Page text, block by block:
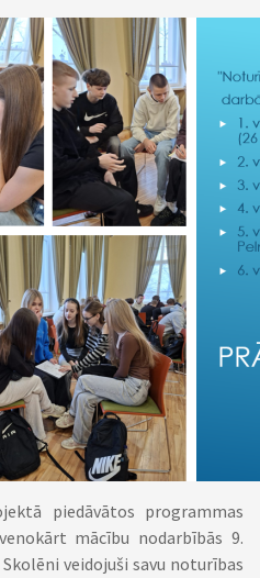
piedāvātos programmas
mācību nodarbībās 9.
veidojuši savu noturības